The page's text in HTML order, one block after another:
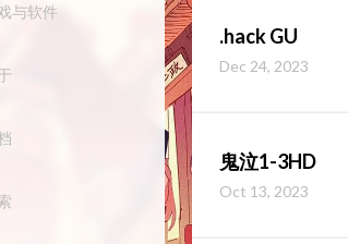
与软件
.hack GU
Dec 24, 2023
鬼泣1-3HD
Oct 13, 2023